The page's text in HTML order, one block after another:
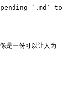
`.md` to
是一份可以让人为